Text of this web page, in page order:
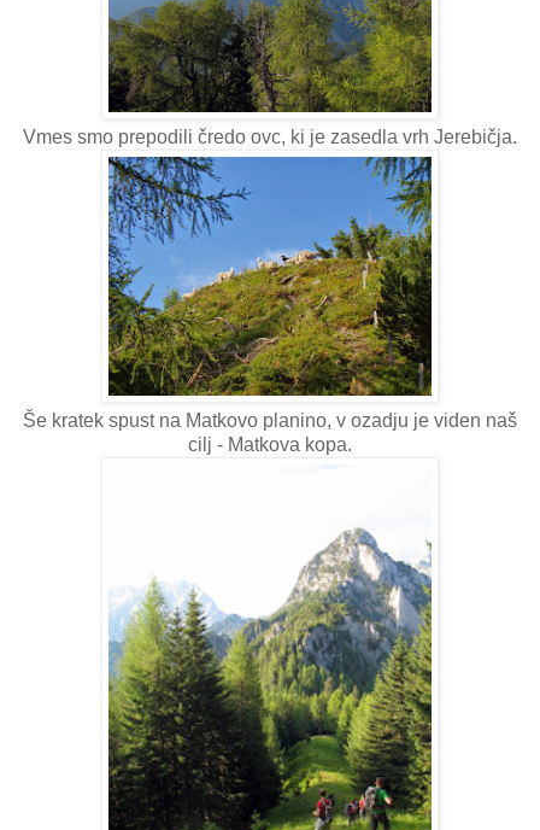
Vmes smo prepodili čredo ovc, ki je zasedla vrh Jerebičja.
Še kratek spust na Matkovo planino, v ozadju je viden naš
cilj - Matkova kopa.